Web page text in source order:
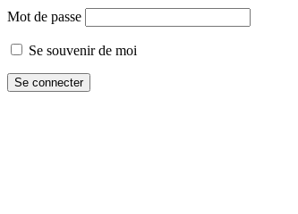
Mot de passe
Se souvenir de moi